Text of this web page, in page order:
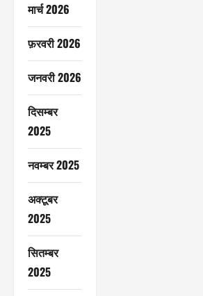
मार्च 2026
फ़रवरी 2026
जनवरी 2026
दिसम्बर
2025
नवम्बर 2025
अक्टूबर
2025
सितम्बर
2025